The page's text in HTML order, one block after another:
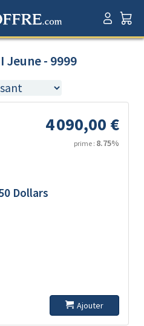
Jeune - 9999
4 090,00 €
prime : 8.75%
Dollars
Ajouter